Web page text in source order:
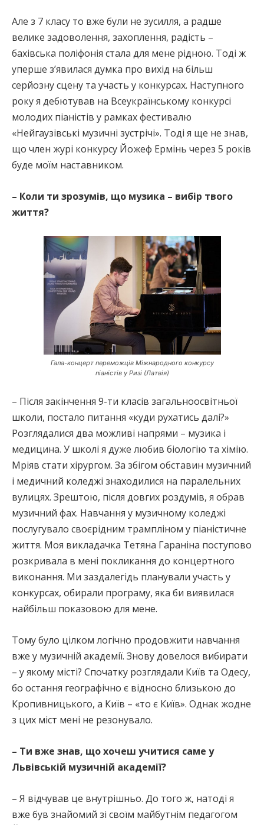
Але з 7 класу то вже були не зусилля, а радше
велике задоволення, захоплення, радість –
бахівська поліфонія стала для мене рідною. Тоді ж
уперше зʼявилася думка про вихід на більш
серйозну сцену та участь у конкурсах. Наступного
року я дебютував на Всеукраїнському конкурсі
молодих піаністів у рамках фестивалю
«Нейгаузівські музичні зустрічі». Тоді я ще не знав,
що член журі конкурсу Йожеф Ермінь через 5 років
буде моїм наставником.
– Коли ти зрозумів, що музика – вибір твого
життя?
Гала-концерт переможців Міжнародного конкурсу
піаністів у Ризі (Латвія)
– Після закінчення 9-ти класів загальноосвітньої
школи, постало питання «куди рухатись далі?»
Розглядалися два можливі напрями – музика і
медицина. У школі я дуже любив біологію та хімію.
Мріяв стати хірургом. За збігом обставин музичний
і медичний коледжі знаходилися на паралельних
вулицях. Зрештою, після довгих роздумів, я обрав
музичний фах. Навчання у музичному коледжі
послугувало своєрідним трампліном у піаністичне
життя. Моя викладачка Тетяна Гараніна поступово
розкривала в мені покликання до концертного
виконання. Ми заздалегідь планували участь у
конкурсах, обирали програму, яка би виявилася
найбільш показовою для мене.
Тому було цілком логічно продовжити навчання
вже у музичній академії. Знову довелося вибирати
– у якому місті? Спочатку розглядали Київ та Одесу,
бо остання географічно є відносно близькою до
Кропивницького, а Київ – «то є Київ». Однак жодне
з цих міст мені не резонувало.
– Ти вже знав, що хочеш учитися саме у
Львівській музичній академії?
– Я відчував це внутрішньо. До того ж, натоді я
вже був знайомий зі своїм майбутнім педагогом